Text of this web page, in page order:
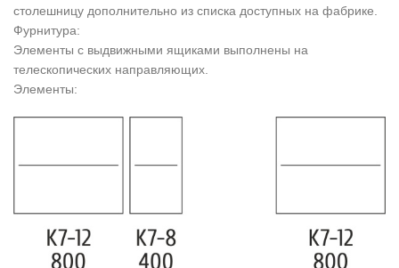
столешницу дополнительно из списка доступных на фабрике.
Фурнитура:
Элементы с выдвижными ящиками выполнены на
телескопических направляющих.
Элементы: